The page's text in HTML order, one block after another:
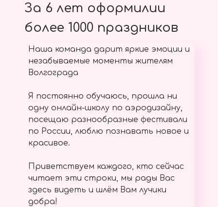
За 6 лет оформилии
более 1000 праздников
Наша команда дарит яркие эмоции и
незабываемые моменты жителям
Волгограда
Я постоянно обучаюсь, прошла ни
одну онлайн-школу по аэродизайну,
посещаю разнообразные фестивали
по России, люблю познавать новое и
красивое.
Приветствуем каждого, кто сейчас
читает эти строки, мы рады Вас
здесь видеть и шлём Вам лучики
добра!